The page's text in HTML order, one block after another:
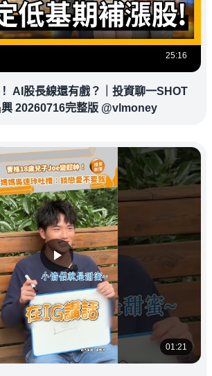
25:16
AI股長線還有戲？｜投資聊一SHOT
20260716完整版 @vlmoney
01:21